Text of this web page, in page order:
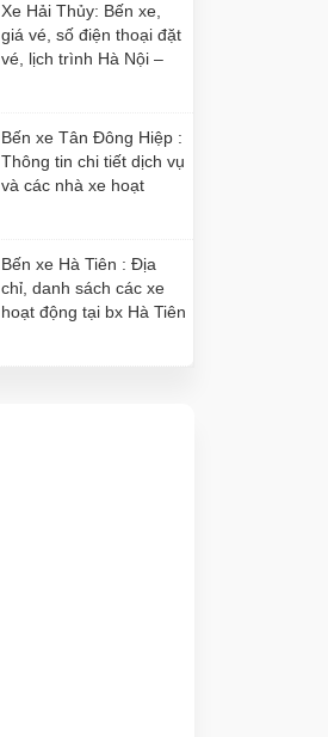
Xe Hải Thủy: Bến xe,
giá vé, số điện thoại đặt
vé, lịch trình Hà Nội –
Bến xe Tân Đông Hiệp :
Thông tin chi tiết dịch vụ
và các nhà xe hoạt
Bến xe Hà Tiên : Địa
chỉ, danh sách các xe
hoạt động tại bx Hà Tiên